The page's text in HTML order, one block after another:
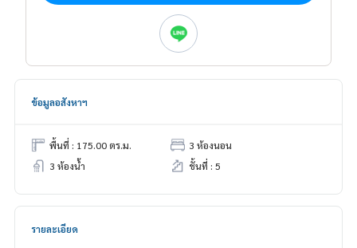
ข้อมูลอสังหาฯ
พื้นที่ : 175.00 ตร.ม.
3 ห้องนอน
3 ห้องน้ำ
ชั้นที่ : 5
รายละเอียด